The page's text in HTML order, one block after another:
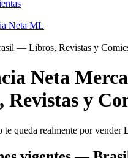
Neta ML
— Libros, Revistas y
Neta
Revistas y
te queda realmente por vender